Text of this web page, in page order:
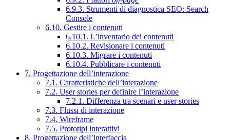
6.9.3. Strumenti di diagnostica SEO: Search
Console
6.10. Gestire i contenuti
6.10.1. L’inventario dei contenuti
6.10.2. Revisionare i contenuti
6.10.3. Migrare i contenuti
6.10.4. Pubblicare i contenuti
7. Progettazione dell’interazione
7.1. Caratteristiche dell’interazione
7.2. User stories per definire l’interazione
7.2.1. Differenza tra scenari e user stories
7.3. Flussi di interazione
7.4. Wireframe
7.5. Prototipi interattivi
8. Progettazione dell’interfaccia